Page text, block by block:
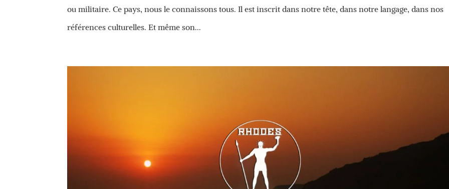
ou militaire. Ce pays, nous le connaissons tous. Il est inscrit dans notre tête, dans notre langage, dans nos
références culturelles. Et même son...